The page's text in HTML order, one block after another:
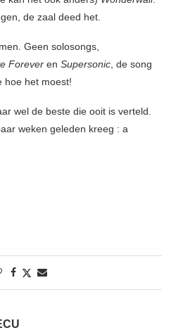
de zaal deed het.
Geen solosongs,
Forever en Supersonic , de song
hoe het moest!
wel de beste die ooit is verteld.
weken geleden kreeg : a